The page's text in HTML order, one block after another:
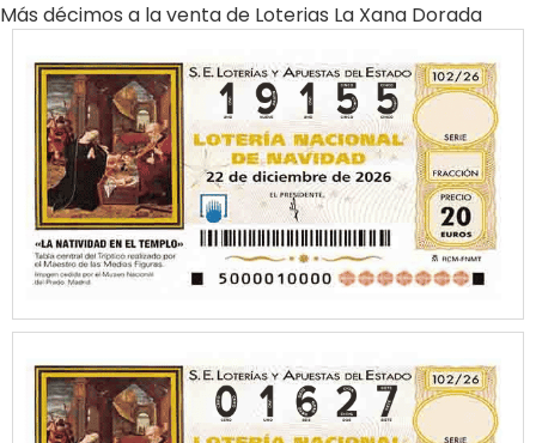
Más décimos a la venta de Loterias La Xana Dorada